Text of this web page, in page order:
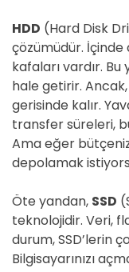
HDD (Hard Disk
çözümüdür.
kafaları vardır. Bu
hale getirir. Ancak,
gerisinde kalır.
transfer süreleri,
Ama eğer
depolamak
Öte yandan, SSD
teknolojidir. Veri,
durum, SSD’lerin
Bilgisayarınızı